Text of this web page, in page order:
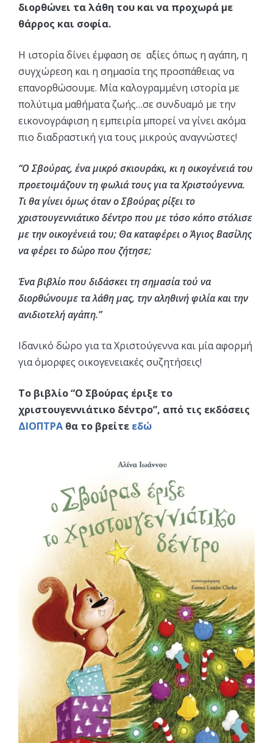
διορθώνει τα λάθη του και να προχωρά με
θάρρος και σοφία.
Η ιστορία δίνει έμφαση σε αξίες όπως η αγάπη, η
συγχώρεση και η σημασία της προσπάθειας να
επανορθώσουμε. Μία καλογραμμένη ιστορία με
πολύτιμα μαθήματα ζωής…σε συνδυαμό με την
εικονογράφιση η εμπειρία μπορεί να γίνει ακόμα
πιο διαδραστική για τους μικρούς αναγνώστες!
“Ο Σβούρας, ένα μικρό σκιουράκι, κι η οικογένειά του
προετοιμάζουν τη φωλιά τους για τα Χριστούγεννα.
Τι θα γίνει όμως όταν ο Σβούρας ρίξει το
χριστουγεννιάτικο δέντρο που με τόσο κόπο στόλισε
με την οικογένειά του; Θα καταφέρει ο Άγιος Βασίλης
να φέρει το δώρο που ζήτησε;
Ένα βιβλίο που διδάσκει τη σημασία τού να
διορθώνουμε τα λάθη μας, την αληθινή φιλία και την
ανιδιοτελή αγάπη.”
Ιδανικό δώρο για τα Χριστούγεννα και μία αφορμή
για όμορφες οικογενειακές συζητήσεις!
Το βιβλίο “Ο Σβούρας έριξε το
χριστουγεννιάτικο δέντρο”, από τις εκδόσεις
ΔΙΟΠΤΡΑ θα το βρείτε εδώ